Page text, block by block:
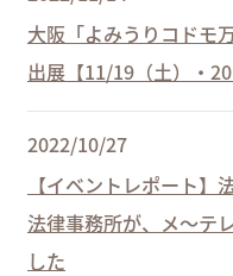
大阪「よみうりコドモ
出展【11/19（土）・20
2022/10/27
【イベントレポート】
法律事務所が、メ～テ
した